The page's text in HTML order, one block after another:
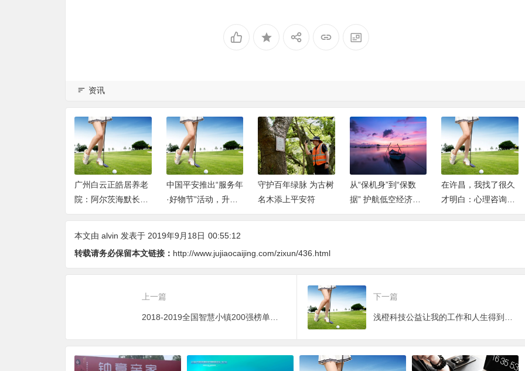
资讯
广州白云正皓居养老
院：阿尔茨海默长者
专属照料服务介绍
中国平安推出“服务年
·好物节”活动，升级
“萌宠服务”综合金融
守护百年绿脉 为古树
名木添上平安符
从“保机身”到“保数
据” 护航低空经济产
业生态
在许昌，我找了很久
才明白：心理咨询不
是“看病”，而是一次
本文由 alvin 发表于 2019年9月18日 00:55:12
转载请务必保留本文链接： http://www.jujiaocaijing.com/zixun/436.html
上一篇 下一篇